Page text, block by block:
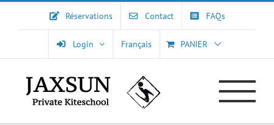
Réservations Contact FAQs
Login Français PANIER